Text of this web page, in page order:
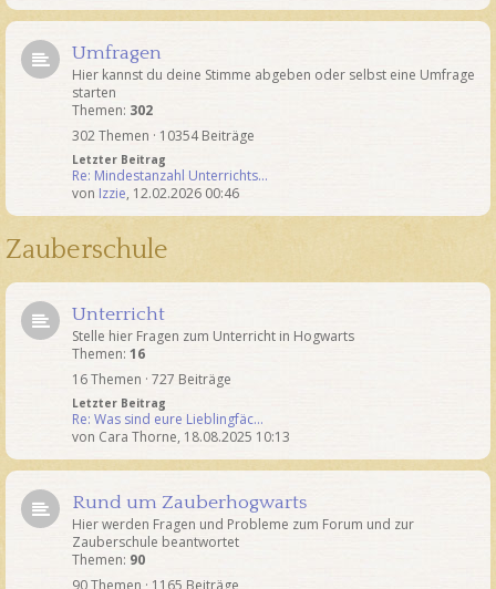
Umfragen
Hier kannst du deine Stimme abgeben oder selbst eine Umfrage
starten
Themen: 302
302 Themen · 10354 Beiträge
Letzter Beitrag
Re: Mindestanzahl Unterrichts…
von Izzie, 12.02.2026 00:46
Zauberschule
Unterricht
Stelle hier Fragen zum Unterricht in Hogwarts
Themen: 16
16 Themen · 727 Beiträge
Letzter Beitrag
Re: Was sind eure Lieblingfäc…
von Cara Thorne, 18.08.2025 10:13
Rund um Zauberhogwarts
Hier werden Fragen und Probleme zum Forum und zur
Zauberschule beantwortet
Themen: 90
90 Themen · 1165 Beiträge